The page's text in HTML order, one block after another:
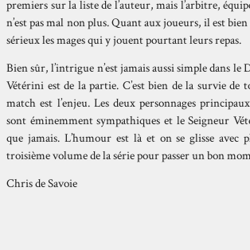
premiers sur la liste de l’auteur, mais l’arbitre,
n’est pas mal non plus. Quant aux joueurs, il est
sérieux les mages qui y jouent pourtant leurs repas.
Bien sûr, l’intrigue n’est jamais aussi simple dans le
Vétérini est de la partie. C’est bien de la survie de
match est l’enjeu. Les deux personnages
sont éminemment sympathiques et le Seigneur
que jamais. L’humour est là et on se glisse avec
troisième volume de la série pour passer un bon
Chris de Savoie